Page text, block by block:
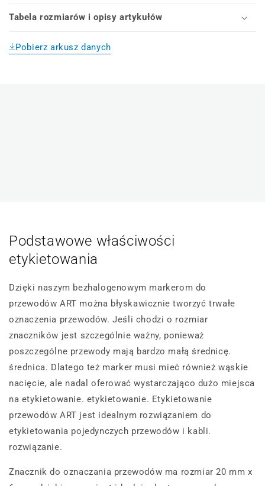
Tabela rozmiarów i opisy artykułów
Pobierz arkusz danych
Podstawowe właściwości
etykietowania
Dzięki naszym bezhalogenowym markerom do
przewodów ART można błyskawicznie tworzyć trwałe
oznaczenia przewodów. Jeśli chodzi o rozmiar
znaczników jest szczególnie ważny, ponieważ
poszczególne przewody mają bardzo małą średnicę.
średnica. Dlatego też marker musi mieć również wąskie
nacięcie, ale nadal oferować wystarczająco dużo miejsca
na etykietowanie. etykietowanie. Etykietowanie
przewodów ART jest idealnym rozwiązaniem do
etykietowania pojedynczych przewodów i kabli.
rozwiązanie.
Znacznik do oznaczania przewodów ma rozmiar 20 mm x